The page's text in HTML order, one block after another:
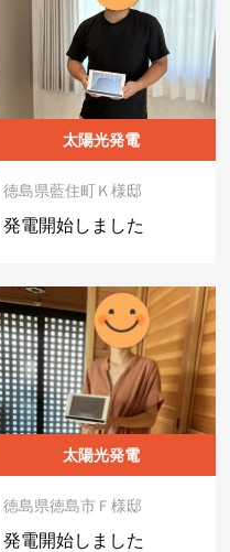
太陽光発電
徳島県藍住町Ｋ様邸
発電開始しました
太陽光発電
徳島県徳島市Ｆ様邸
発電開始しました